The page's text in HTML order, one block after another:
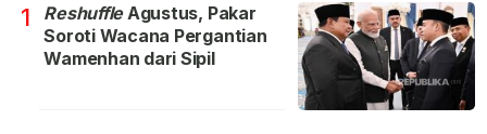
1 ReshuffleAgustus, Pakar
Soroti Wacana Pergantian
Wamenhan dari Sipil